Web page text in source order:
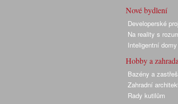
Nové bydlení
Developerské
Na reality s
Inteligentní domy
Hobby a zahrada
Bazény a
Zahradní
Rady kutilům